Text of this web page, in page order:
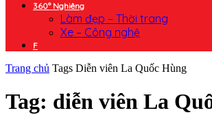
360° Nghiêng
Làm đẹp – Thời trang
Xe – Công nghệ
F
Trang chủ Tags Diễn viên La Quốc Hùng
Tag: diễn viên La